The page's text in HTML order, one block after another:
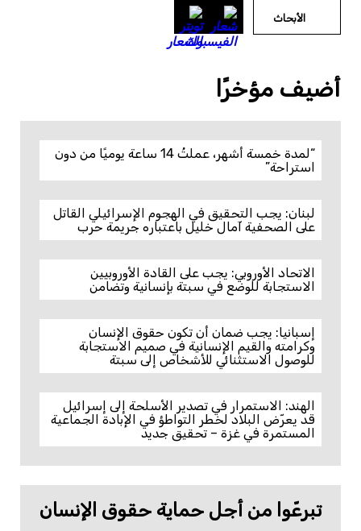
الأبحاث
أضيف مؤخرًا
“لمدة خمسة أشهر، عملتُ 14 ساعة يوميًا من دون
استراحة”
لبنان: يجب التحقيق في الهجوم الإسرائيلي القاتل
على الصحفية آمال خليل باعتباره جريمة حرب
الاتحاد الأوروبي: يجب على القادة الأوروبيين
الاستجابة للوضع في سبتة بإنسانية وتضامن
إسبانيا: يجب ضمان أن تكون حقوق الإنسان
وكرامته والقيم الإنسانية في صميم الاستجابة
للوصول الاستثنائي للأشخاص إلى سبتة
الهند: الاستمرار في تصدير الأسلحة إلى إسرائيل
قد يعرّض البلاد لخطر التواطؤ في الإبادة الجماعية
المستمرة في غزة – تحقيق جديد
تبرعّوا من أجل حماية حقوق الإنسان